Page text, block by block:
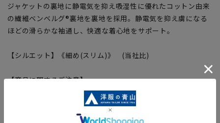
ジャケットの裏地に静電気を抑え吸湿性に優れたコットン由来
の繊維ベンベルグ®裏地を裏地を採用。静電気を抑え虜になる
ほどの滑らかな袖通し、快適な着心地をサポート。
【シルエット】《細め(スリム)》 (当社比)
【商品に関するご注意】
■商品画像はサンプルのため、色味やサイズ等の仕様に変更が
ある場合がございますので、予めご了承ください。
■ゆとり感には個人差があります。サイズ表を確認の上、ご購